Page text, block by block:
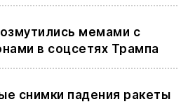
мемами с
в соцсетях Трампа
снимки падения ракеты